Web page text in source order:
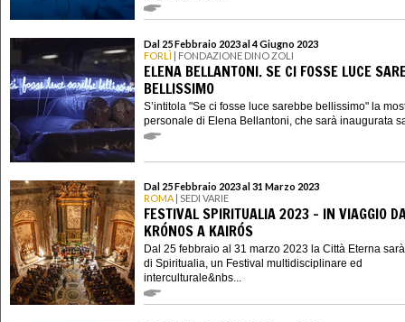
Dal 25 Febbraio 2023 al 4 Giugno 2023
FORLÌ | FONDAZIONE DINO ZOLI
ELENA BELLANTONI. SE CI FOSSE LUCE
BELLISSIMO
S’intitola "Se ci fosse luce sarebbe bellissimo" la
personale di Elena Bellantoni, che sarà inaugurata
Dal 25 Febbraio 2023 al 31 Marzo 2023
ROMA | SEDI VARIE
FESTIVAL SPIRITUALIA 2023 - IN VIAGGIO
KRÓNOS A KAIRÓS
Dal 25 febbraio al 31 marzo 2023 la Città Eterna
di Spiritualia, un Festival multidisciplinare ed
interculturale&nbs...